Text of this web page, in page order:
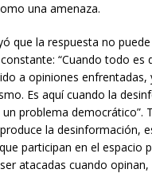
una amenaza.
que la respuesta no
“Cuando todo es
a opiniones enfrentadas,
Es aquí cuando la
problema democrático”.
la desinformación,
participan en el espacio
atacadas cuando opinan,